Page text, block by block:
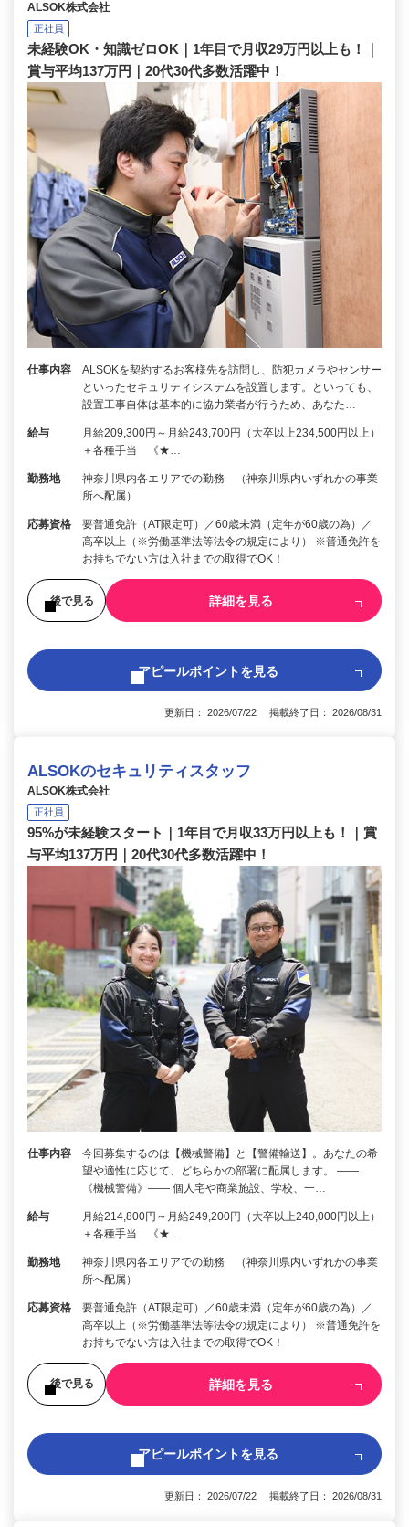
ALSOK株式会社
正社員
未経験OK・知識ゼロOK｜1年目で月収29万円以上も！｜
賞与平均137万円｜20代30代多数活躍中！
仕事内容
ALSOKを契約するお客様先を訪問し、防犯カメラやセンサー
といったセキュリティシステムを設置します。といっても、
設置工事自体は基本的に協力業者が行うため、あなた…
給与
月給209,300円～月給243,700円（大卒以上234,500円以上）
＋各種手当 《★…
勤務地
神奈川県内各エリアでの勤務 （神奈川県内いずれかの事業
所へ配属）
応募資格
要普通免許（AT限定可）／60歳未満（定年が60歳の為）／
高卒以上（※労働基準法等法令の規定により） ※普通免許を
お持ちでない方は入社までの取得でOK！
後で見る 詳細を見る
アピールポイントを見る
更新日： 2026/07/22 掲載終了日： 2026/08/31
ALSOKのセキュリティスタッフ
ALSOK株式会社
正社員
95%が未経験スタート｜1年目で月収33万円以上も！｜賞
与平均137万円｜20代30代多数活躍中！
仕事内容
今回募集するのは【機械警備】と【警備輸送】。あなたの希
望や適性に応じて、どちらかの部署に配属します。 ――
《機械警備》―― 個人宅や商業施設、学校、一…
給与
月給214,800円～月給249,200円（大卒以上240,000円以上）
＋各種手当 《★…
勤務地
神奈川県内各エリアでの勤務 （神奈川県内いずれかの事業
所へ配属）
応募資格
要普通免許（AT限定可）／60歳未満（定年が60歳の為）／
高卒以上（※労働基準法等法令の規定により） ※普通免許を
お持ちでない方は入社までの取得でOK！
後で見る 詳細を見る
アピールポイントを見る
更新日： 2026/07/22 掲載終了日： 2026/08/31